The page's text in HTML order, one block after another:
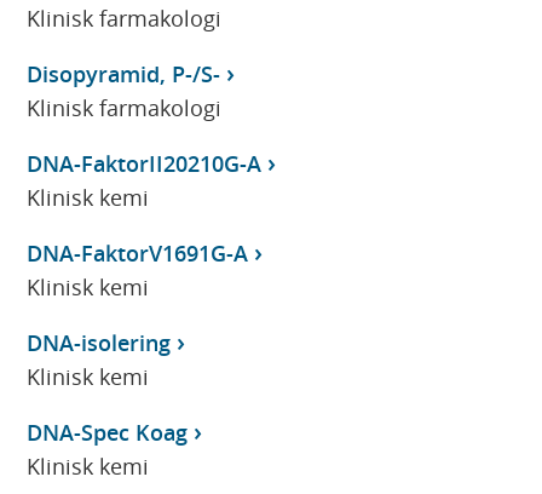
Klinisk farmakologi
Disopyramid, P-/S-
Klinisk farmakologi
DNA-FaktorII20210G-A
Klinisk kemi
DNA-FaktorV1691G-A
Klinisk kemi
DNA-isolering
Klinisk kemi
DNA-Spec Koag
Klinisk kemi